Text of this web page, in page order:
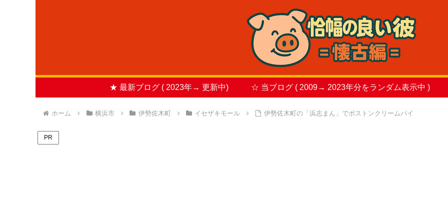
★ 最新ブログ ( 2023年→ 更新中) ☆ 当ブログ ( 2009→ 2023年分をランダム表示中 )
ホーム 横浜市 伊勢佐木町 イセザキモール 伊勢佐木町の「浜志まん」でボストンクリームパイ
PR